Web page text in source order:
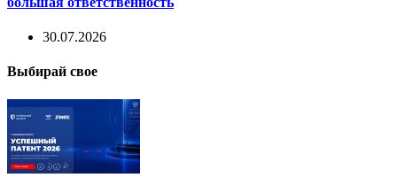
30.07.2026
Выбирай свое